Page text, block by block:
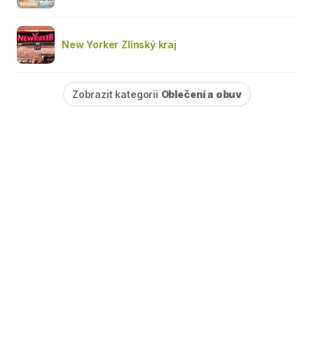
New Yorker Zlínský kraj
Zobrazit kategorii Oblečení a obuv